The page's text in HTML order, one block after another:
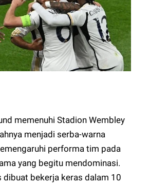
memenuhi Stadion Wembley
menjadi serba-warna
performa tim pada
yang begitu mendominasi.
dibuat bekerja keras dalam 10